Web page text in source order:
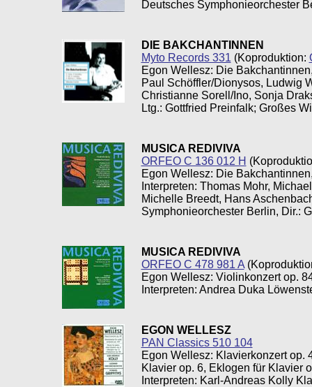
Deutsches Symphonieorchester
DIE BAKCHANTINNEN
Myto Records 331 (Koproduktion:
Egon Wellesz: Die
Paul Schöffler/Dionysos, Ludwig
Christianne Sorell/Ino, Sonja
Ltg.: Gottfried Preinfalk; Großes
MUSICA REDIVIVA
ORFEO C 136 012 H
Egon Wellesz: Die
Interpreten: Thomas Mohr,
Michelle Breedt, Hans
Symphonieorchester Berlin, Dir.:
MUSICA REDIVIVA
ORFEO C 478 981 A
Egon Wellesz: Violinkonzert op.
Interpreten: Andrea Duka
EGON WELLESZ
PAN Classics 510 104
Egon Wellesz: Klavierkonzert op.
Klavier op. 6, Eklogen für Klavier
Interpreten: Karl-Andreas Kolly